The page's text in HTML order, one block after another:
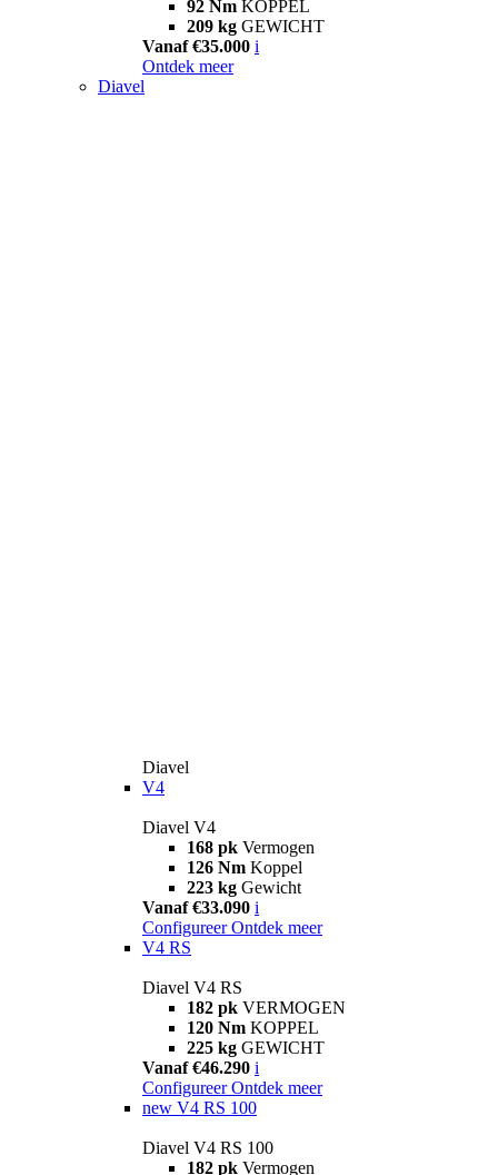
92 Nm KOPPEL
209 kg GEWICHT
Vanaf €35.000 i
Ontdek meer
Diavel
Diavel
V4
Diavel V4
168 pk Vermogen
126 Nm Koppel
223 kg Gewicht
Vanaf €33.090 i
Configureer Ontdek meer
V4 RS
Diavel V4 RS
182 pk VERMOGEN
120 Nm KOPPEL
225 kg GEWICHT
Vanaf €46.290 i
Configureer Ontdek meer
new V4 RS 100
Diavel V4 RS 100
182 pk Vermogen